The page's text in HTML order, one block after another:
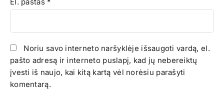
Noriu savo interneto naršyklėje išsaugoti vardą, el.
pašto adresą ir interneto puslapį, kad jų nebereiktų
įvesti iš naujo, kai kitą kartą vėl norėsiu parašyti
komentarą.